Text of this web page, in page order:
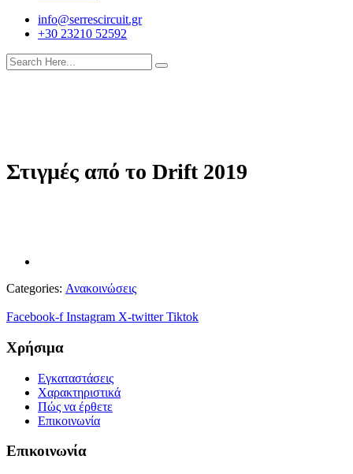
info@serrescircuit.gr
+30 23210 52592
Στιγμές από το Drift 2019
Categories: Ανακοινώσεις
Facebook-f Instagram X-twitter Tiktok
Χρήσιμα
Εγκαταστάσεις
Χαρακτηριστικά
Πώς να έρθετε
Επικοινωνία
Επικοινωνία